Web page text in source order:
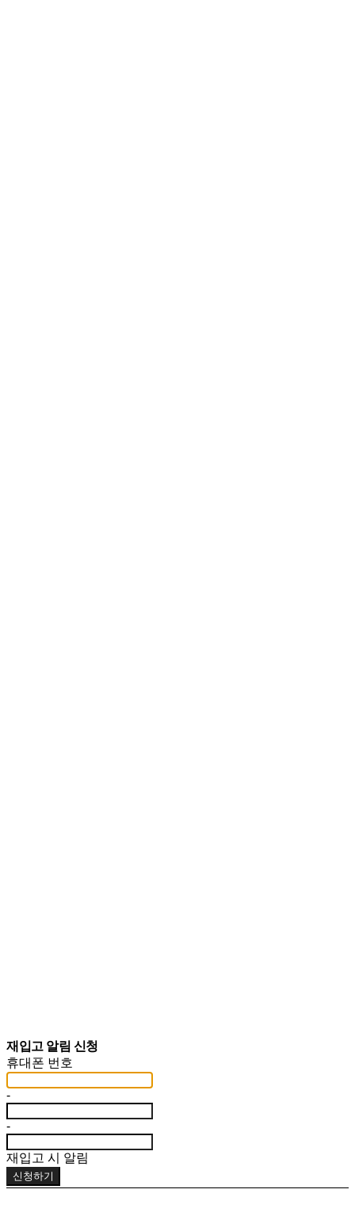
재입고 알림 신청
휴대폰 번호
-
-
재입고 시 알림
신청하기